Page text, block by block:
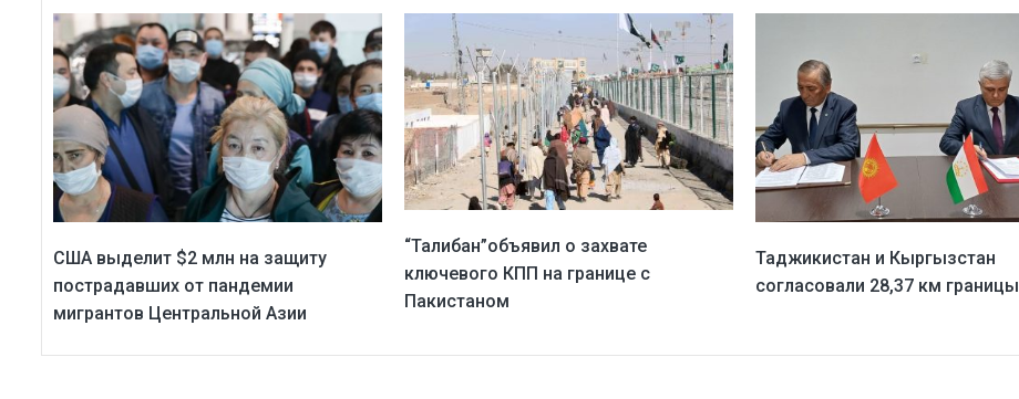
США выделит $2 млн на защиту
пострадавших от пандемии
мигрантов Центральной Азии
“Талибан”объявил о захвате
ключевого КПП на границе с
Пакистаном
Таджикистан и Кыргызстан
согласовали 28,37 км границы